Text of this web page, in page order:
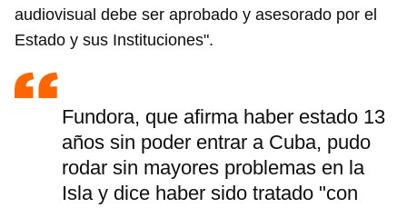
audiovisual debe ser aprobado y asesorado por el
Estado y sus Instituciones".
Fundora, que afirma haber estado 13
años sin poder entrar a Cuba, pudo
rodar sin mayores problemas en la
Isla y dice haber sido tratado "con